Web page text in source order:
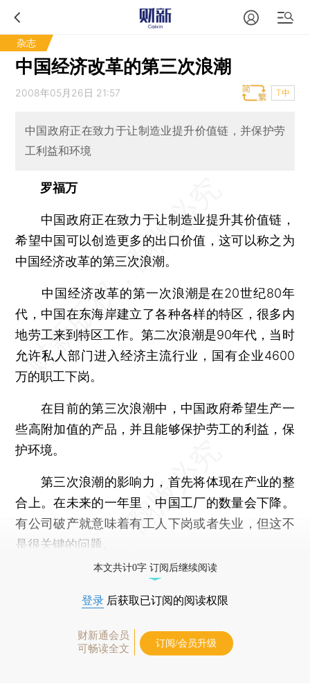
杂志
中国经济改革的第三次浪潮
2008年05月26日 21:57 T中
中国政府正在致力于让制造业提升价值链，并保护劳
工利益和环境
罗福万
中国政府正在致力于让制造业提升其价值链，
希望中国可以创造更多的出口价值，这可以称之为
中国经济改革的第三次浪潮。
中国经济改革的第一次浪潮是在20世纪80年
代，中国在东海岸建立了各种各样的特区，很多内
地劳工来到特区工作。第二次浪潮是90年代，当时
允许私人部门进入经济主流行业，国有企业4600
万的职工下岗。
在目前的第三次浪潮中，中国政府希望生产一
些高附加值的产品，并且能够保护劳工的利益，保
护环境。
第三次浪潮的影响力，首先将体现在产业的整
合上。在未来的一年里，中国工厂的数量会下降。
有公司破产就意味着有工人下岗或者失业，但这不
是很关键的问题。
本文共计0字 订阅后继续阅读
登录 后获取已订阅的阅读权限
财新通会员
可畅读全文
订阅/会员升级